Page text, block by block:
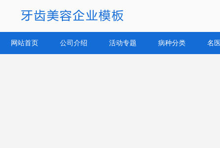
网站首页 公司介绍 活动专题 病种分类 名